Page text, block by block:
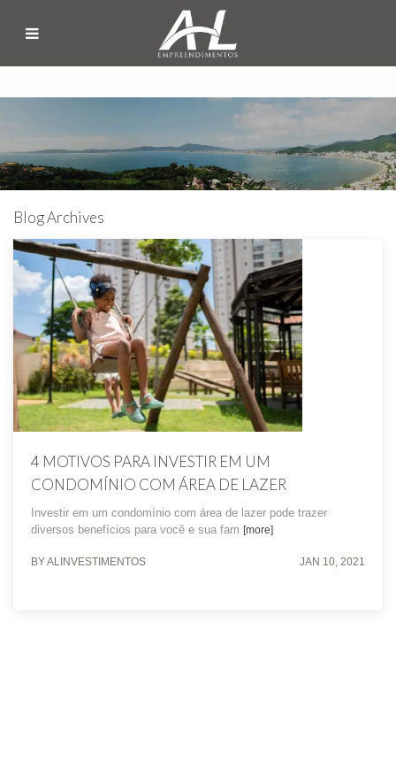
Blog Archives
4 MOTIVOS PARA INVESTIR EM UM
CONDOMÍNIO COM ÁREA DE LAZER
Investir em um condomínio com área de lazer pode trazer
diversos benefícios para você e sua fam [more]
BY ALINVESTIMENTOS JAN 10, 2021